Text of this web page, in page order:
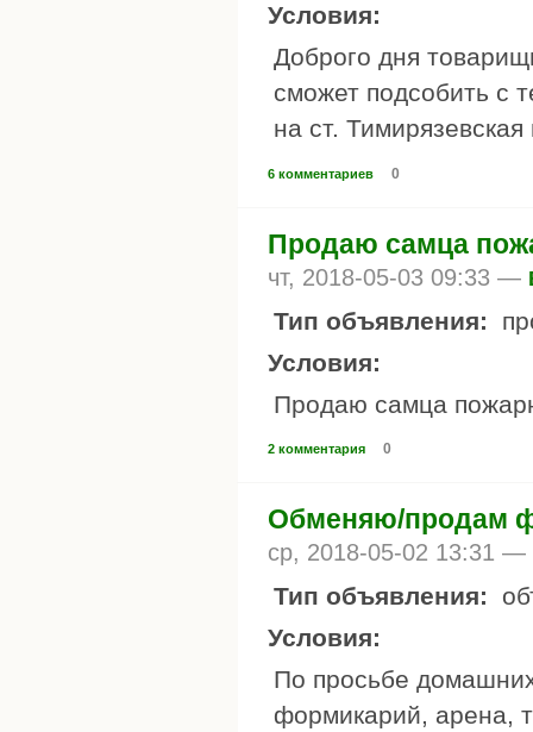
Условия:
Доброго дня
сможет подсобить с
на ст.
6 комментариев 0
Продаю самца
чт, 2018-05-03 09:33 —
Тип объявления:
Условия:
Продаю самца
2 комментария 0
Обменяю/продам
ср, 2018-05-02 13:31 —
Тип объявления:
Условия:
По просьбе
формикарий, арена,